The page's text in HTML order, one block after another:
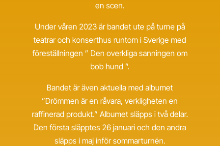
en scen.
Under våren 2023 är bandet ute på turne på
teatrar och konserthus runtom i Sverige med
föreställningen ” Den overkliga sanningen om
bob hund ”.
Bandet är även aktuella med albumet
”Drömmen är en råvara, verkligheten en
raffinerad produkt.” Albumet släpps i två delar.
Den första släpptes 26 januari och den andra
släpps i maj inför sommarturnén.